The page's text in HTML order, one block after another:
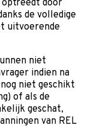
optreedt door
de volledige
uitvoerende
niet
indien na
niet geschikt
of als de
geschat,
van REL